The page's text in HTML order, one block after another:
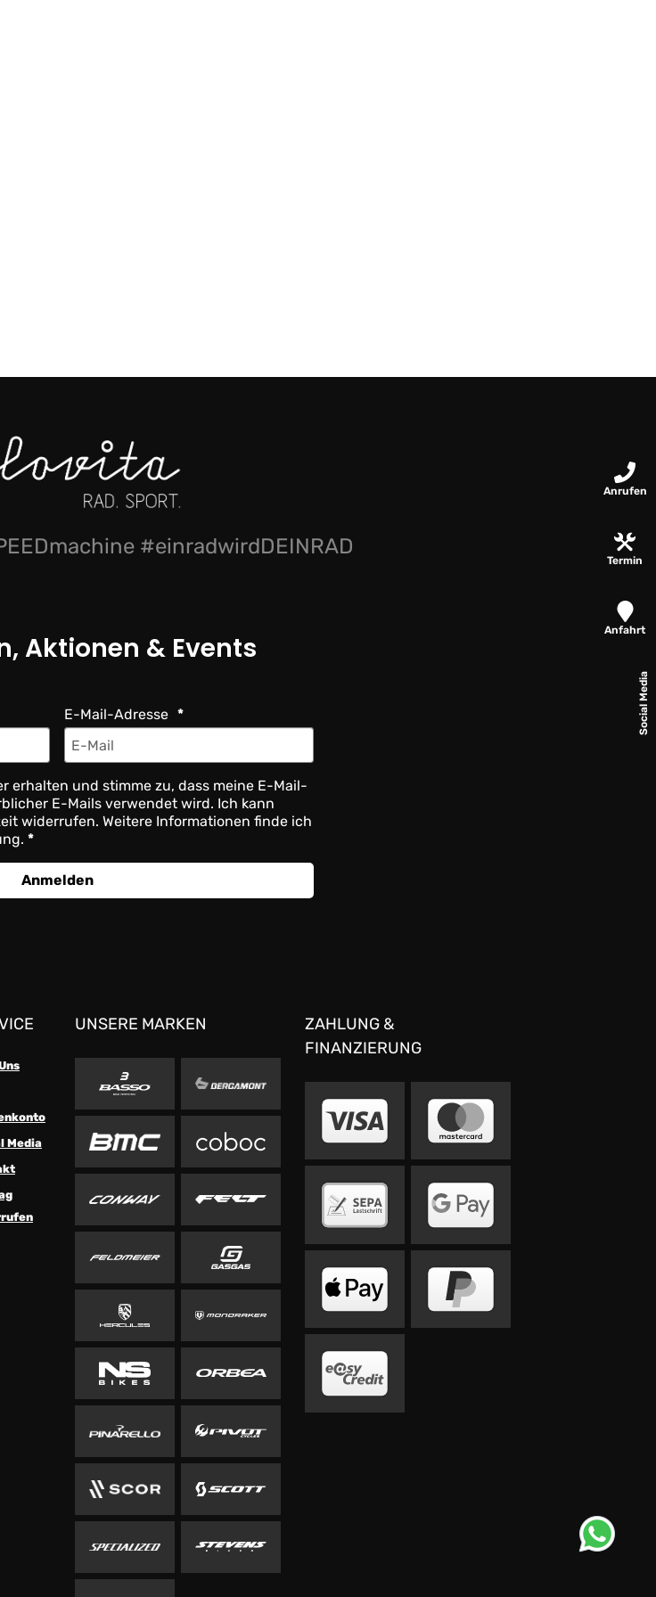
#einradwirdDEINRAD
Aktionen & Events
E-Mail-Adresse
erhalten und stimme zu, dass meine E-Mail-
E-Mails verwendet wird. Ich kann
widerrufen. Weitere Informationen finde ich
Anmelden
Media
UNSERE MARKEN
ZAHLUNG &
FINANZIERUNG
Anrufen
Termin
Anfahrt
Social Media